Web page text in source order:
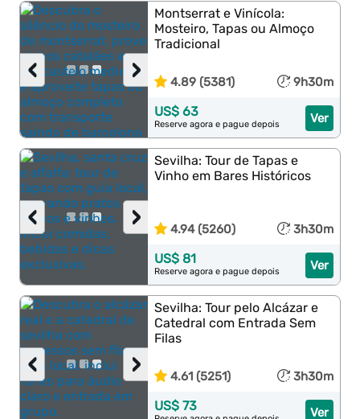
›
‹
Montserrat e Vinícola:
Mosteiro, Tapas ou Almoço
Tradicional
4.89 (5381) 9h30m
Ver
US$ 63
Reserve agora e pague depois
›
‹
Sevilha: Tour de Tapas e
Vinho em Bares Históricos
4.94 (5260) 3h30m
Ver
US$ 81
Reserve agora e pague depois
›
‹
Sevilha: Tour pelo Alcázar e
Catedral com Entrada Sem
Filas
4.61 (5251) 3h30m
Ver
US$ 73